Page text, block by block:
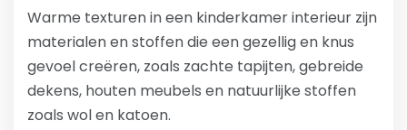
Warme texturen in een kinderkamer interieur zijn
materialen en stoffen die een gezellig en knus
gevoel creëren, zoals zachte tapijten, gebreide
dekens, houten meubels en natuurlijke stoffen
zoals wol en katoen.